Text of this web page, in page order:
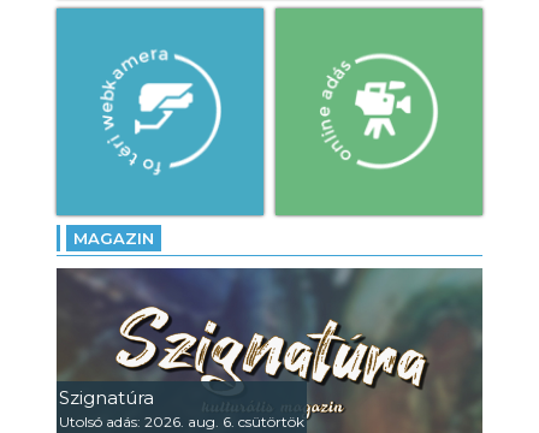
MAGAZIN
Szignatúra
Utolsó adás: 2026. aug. 6. csütörtök